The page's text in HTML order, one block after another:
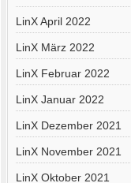
LinX April 2022
LinX März 2022
LinX Februar 2022
LinX Januar 2022
LinX Dezember 2021
LinX November 2021
LinX Oktober 2021